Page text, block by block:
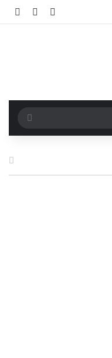
تسجيلمقال
عن